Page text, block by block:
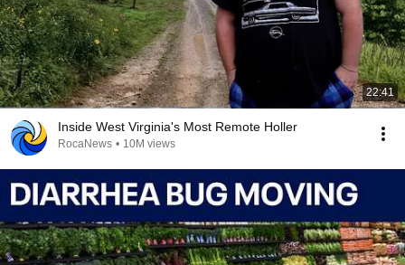
22:41
Inside West Virginia's Most Remote Holler
RocaNews • 10M views